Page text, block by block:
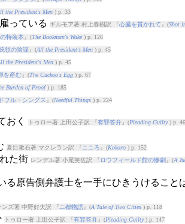
the President's Men) p. 33
っている ギルモア著 村上春樹訳 『心臓を貫かれて 』(Shot
特装本』(The Bookman's Wake) p. 126
領の陰謀』(All the President's Men) p. 45
the President's Men) p. 45
を産む』(The Cuckoo's Egg) p. 67
Burden of Proof) p. 185
フル・シングス 』(Needful Things) p. 224
おく トゥロー著 上田公子訳 『有罪答弁』(Pleading Guilty) p. 46
夏目漱石著 マクレラン訳 『 こころ 』(Kokoro) p. 152
た街 レンデル著 小尾芙佐訳 『 ロウフィールド館の惨劇 』(A
る原告側弁護士を一手にひきうけること
ンズ著 中野好夫訳 『二都物語』(A Tale of Two Cities) p. 118
トゥロー著 上田公子訳 『有罪答弁』(Pleading Guilty) p. 147